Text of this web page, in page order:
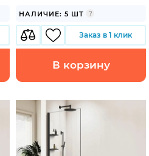
НАЛИЧИЕ: 5 ШТ
Заказ в 1 клик
В корзину